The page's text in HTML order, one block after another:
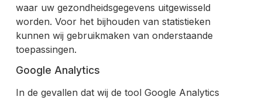
waar uw gezondheidsgegevens uitgewisseld
worden. Voor het bijhouden van statistieken
kunnen wij gebruikmaken van onderstaande
toepassingen.
Google Analytics
In de gevallen dat wij de tool Google Analytics